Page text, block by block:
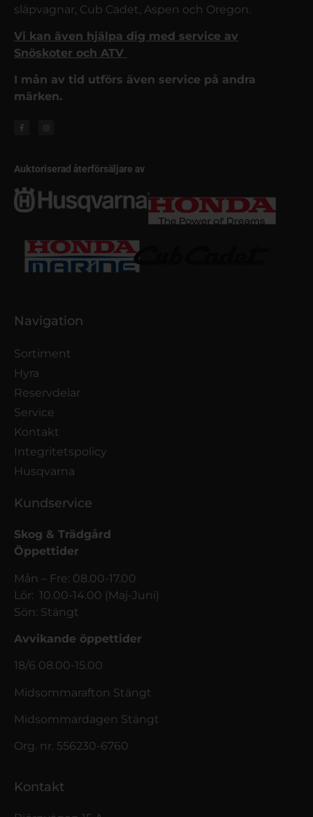
släpvagnar, Cub Cadet, Aspen och Oregon.
Vi kan även hjälpa dig med service av
Snöskoter och ATV
I mån av tid utförs även service på andra
märken.
Auktoriserad återförsäljare av
Navigation
Sortiment
Hyra
Reservdelar
Service
Kontakt
Integritetspolicy
Husqvarna
Kundservice
Skog & Trädgård
Öppettider
Mån – Fre: 08.00-17.00
Lör: 10.00-14.00 (Maj-Juni)
Sön: Stängt
Avvikande öppettider
18/6 08.00-15.00
Midsommarafton Stängt
Midsommardagen Stängt
Org. nr. 556230-6760
Kontakt